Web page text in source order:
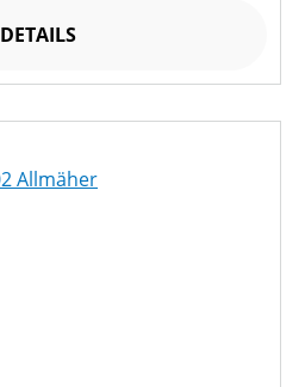
DETAILS